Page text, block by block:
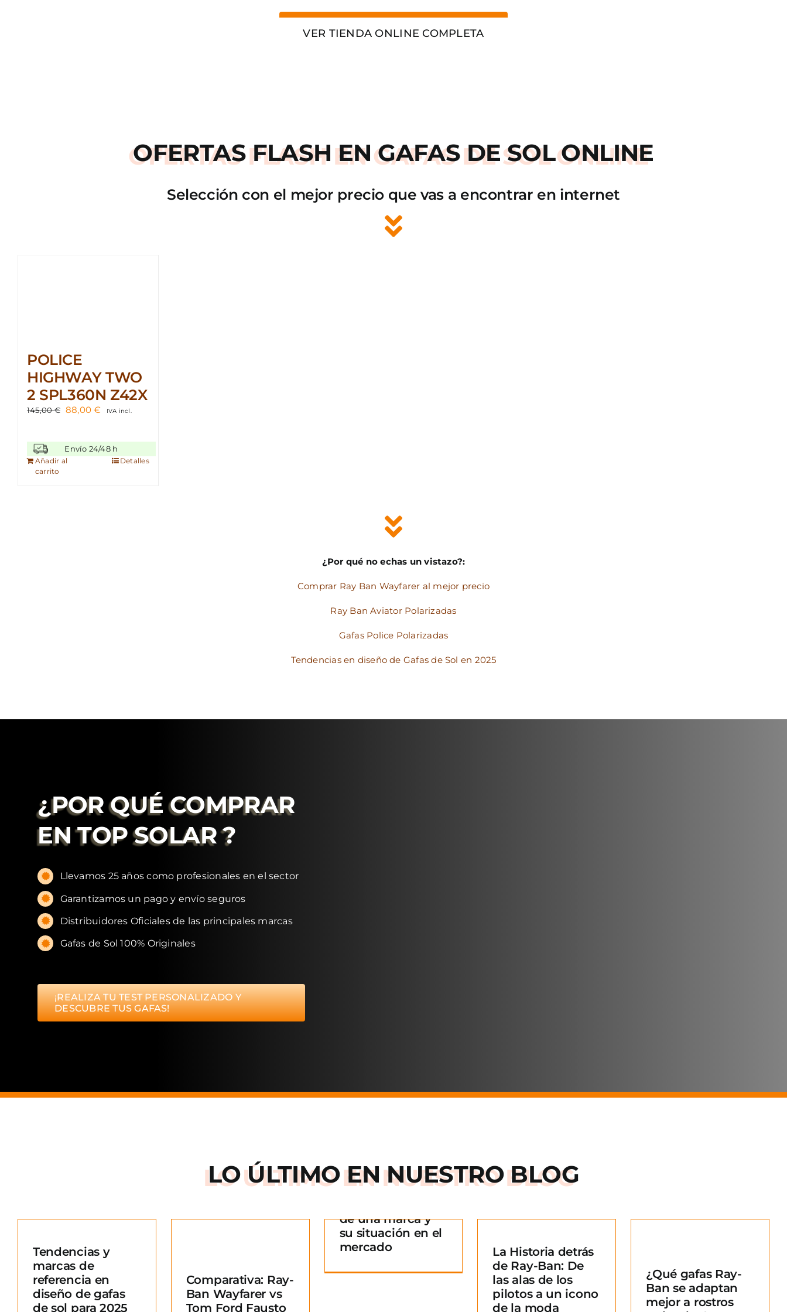
VER TIENDA ONLINE COMPLETA
OFERTAS FLASH EN GAFAS DE SOL ONLINE
Selección con el mejor precio que vas a encontrar en internet
POLICE
HIGHWAY TWO
2 SPL360N Z42X
145,00€ El
era:
145,00 €.
88,00€El
es:
88,00 €.
IVA incl.
Envío 24/48 h
Añadir al
carrito
Detalles
¿Por qué no echas un vistazo?:
Comprar Ray Ban Wayfarer al mejor precio
Ray Ban Aviator Polarizadas
Gafas Police Polarizadas
Tendencias en diseño de Gafas de Sol en 2025
¿POR QUÉ COMPRAR
EN TOP SOLAR ?
Llevamos 25 años como profesionales en el sector
Garantizamos un pago y envío seguros
Distribuidores Oficiales de las principales marcas
Gafas de Sol 100% Originales
¡REALIZA TU TEST PERSONALIZADO Y
DESCUBRE TUS GAFAS!
LO ÚLTIMO ENNUESTRO BLOG
Tendencias y
marcas de
referencia en
diseño de gafas
de sol para 2025
Comparativa: Ray-
Ban Wayfarer vs
Tom Ford Fausto
Comparativa: Ray-
Ban Wayfarer vs
Tom Ford Fausto
mercado
de una marca y
su situación en el
mercado
La Historia detrás
de Ray-Ban: De las
La Historia detrás
de Ray-Ban: De
las alas de los
pilotos a un icono
de la moda
¿Qué gafas Ray-
Ban se adaptan
mejor a rostros
redondos?
¿Qué gafas Ray-
Ban se adaptan
mejor a rostros